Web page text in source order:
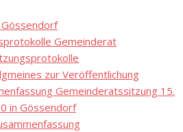
Gemeinderat
zur Veröffentlichung
Gemeinderatssitzung 15.
in Gössendorf